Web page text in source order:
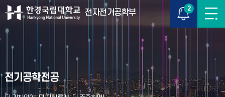
전자전기공학부 2
전기공학전공